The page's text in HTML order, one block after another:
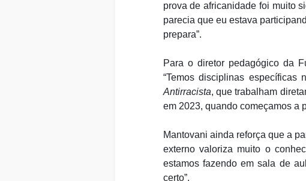
prova de africanidade foi muito
parecia que eu estava
prepara”.
Para o diretor pedagógico da
“Temos disciplinas específicas
Antirracista, que trabalham
em 2023, quando começamos a
Mantovani ainda reforça que a
externo valoriza muito o
estamos fazendo em sala de
certo”.